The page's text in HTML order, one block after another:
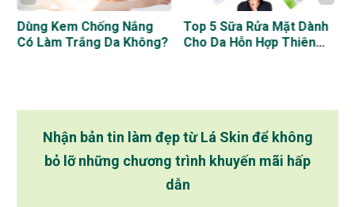
Dùng Kem Chống Nắng
Có Làm Trắng Da Không?
Top 5 Sữa Rửa Mặt Dành
Cho Da Hỗn Hợp Thiên
Nhận bản tin làm đẹp từ Lá Skin để không
bỏ lỡ những chương trình khuyến mãi hấp
dẫn